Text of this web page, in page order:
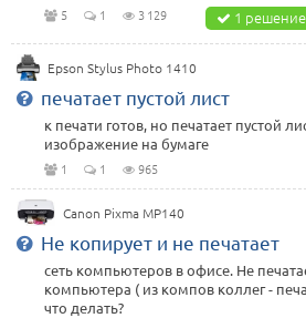
5 1 3 129 1 решение
Epson Stylus Photo 1410
печатает пустой лист
к печати готов, но печатает пустой
изображение на бумаге
1 1 965
Canon Pixma MP140
Не копирует и не печатает
сеть компьютеров в офисе. Не
компьютера ( из компов коллег -
что делать?